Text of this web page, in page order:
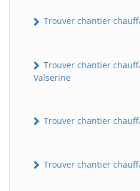
Trouver chantier
Trouver chantier
Valserine
Trouver chantier
Trouver chantier